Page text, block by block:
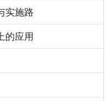
实施路
的应用